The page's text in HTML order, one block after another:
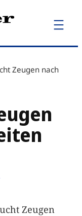
Zeugen nach
Zeugen